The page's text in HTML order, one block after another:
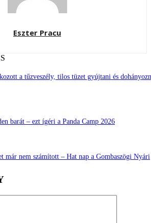
Eszter Pracu
a tűzveszély, tilos tüzet gyújtani és
barát – ezt ígéri a Panda Camp 2026
már nem számított – Hat nap a Gombaszögi Nyári